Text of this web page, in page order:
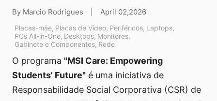
By Marcio Rodrigues April 02,2026
Placas-mãe, Placas de Vídeo, Periféricos, Laptops,
PCs All-in-One, Desktops, Monitores,
Gabinete e Componentes, Rede
O programa "MSI Care: Empowering
Students' Future" é uma iniciativa de
Responsabilidade Social Corporativa (CSR) de